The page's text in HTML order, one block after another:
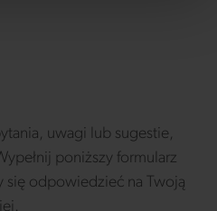
uwagi lub sugestie,
poniższy formularz
się odpowiedzieć na Twoją